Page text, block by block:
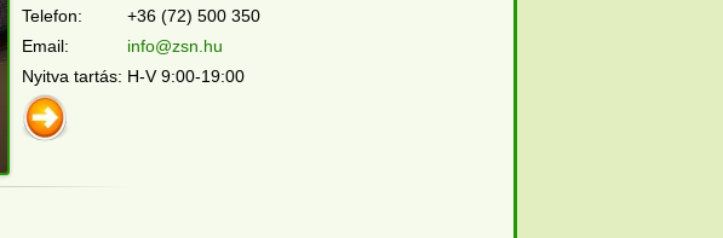
Telefon:
+36 (72) 500 350
Email:
info@zsn.hu
Nyitva tartás: H-V 9:00-19:00